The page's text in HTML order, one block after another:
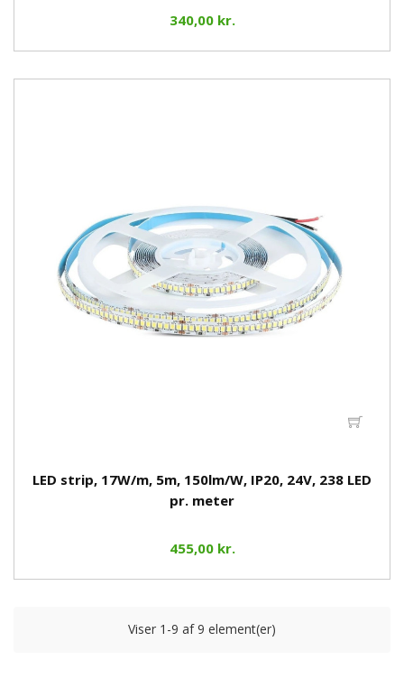
340,00 kr.
LED strip, 17W/m, 5m, 150lm/W, IP20, 24V, 238 LED
pr. meter
455,00 kr.
Viser 1-9 af 9 element(er)